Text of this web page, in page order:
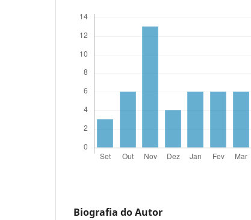
Biografia do Autor